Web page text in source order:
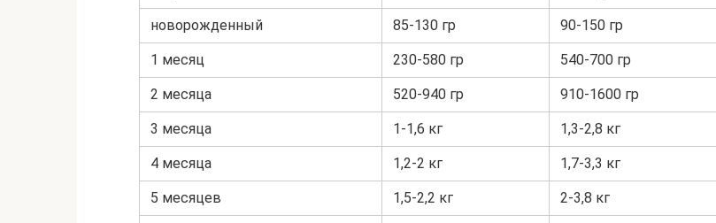
новорожденный 85-130 гр 90-150 гр
1 месяц 230-580 гр 540-700 гр
2 месяца 520-940 гр 910-1600 гр
3 месяца 1-1,6 кг 1,3-2,8 кг
4 месяца 1,2-2 кг 1,7-3,3 кг
5 месяцев 1,5-2,2 кг 2-3,8 кг